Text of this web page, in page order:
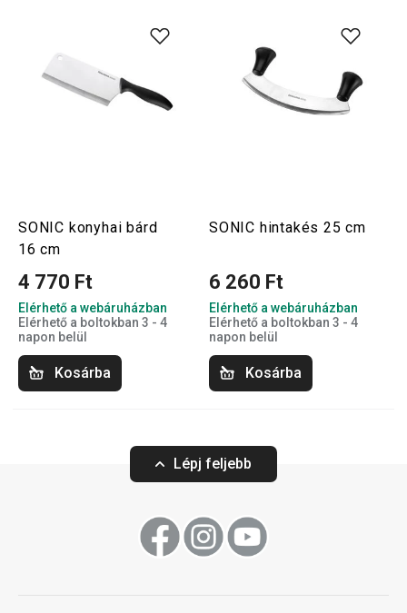
SONIC konyhai bárd
16 cm
4 770 Ft
Elérhető a webáruházban
Elérhető a boltokban 3 - 4
napon belül
Kosárba
SONIC hintakés 25 cm
6 260 Ft
Elérhető a webáruházban
Elérhető a boltokban 3 - 4
napon belül
Kosárba
Lépj feljebb